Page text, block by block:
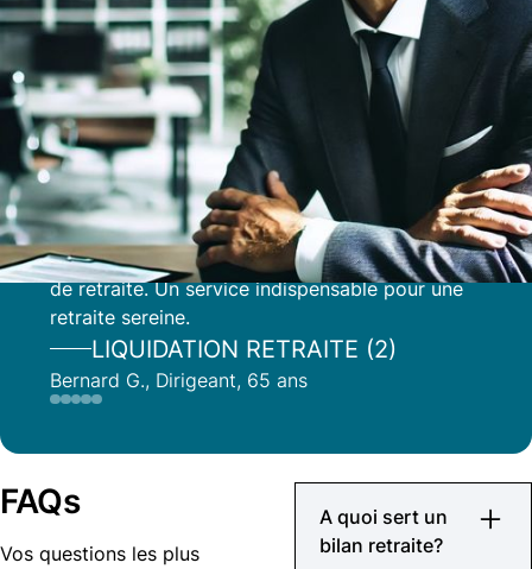
Tauro m’a aidé à corriger des erreurs dans mon
relevé de carrière et à maximiser ma pension
de retraite. Un service indispensable pour une
retraite sereine.
LIQUIDATION RETRAITE (2)
Bernard G., Dirigeant, 65 ans
FAQs
Vos questions les plus
A quoi sert un
bilan retraite?